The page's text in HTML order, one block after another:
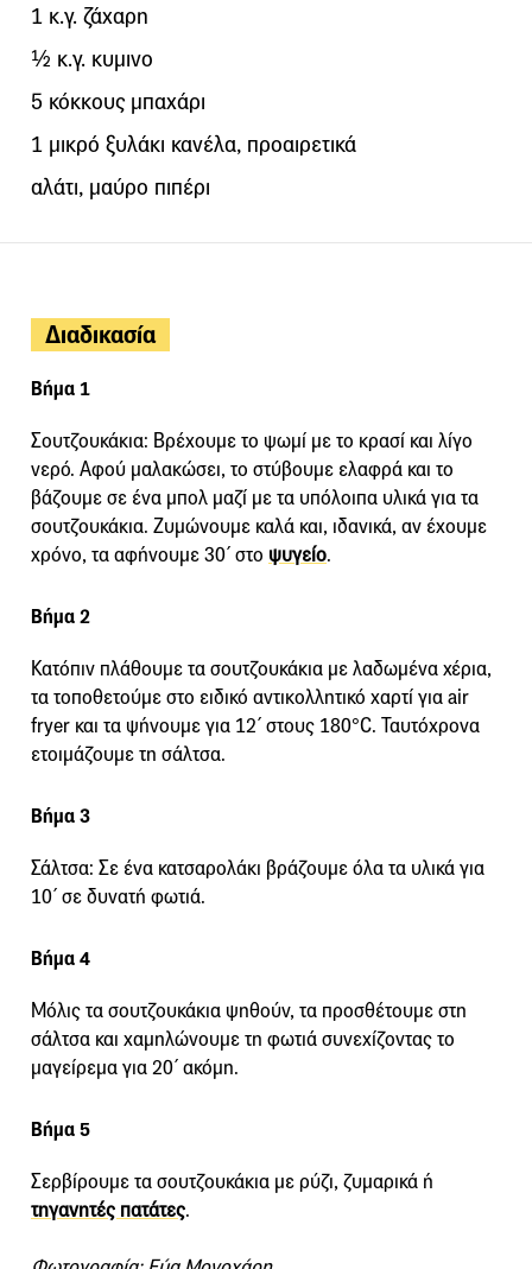
1 κ.γ. ζάχαρη
½ κ.γ. κυμινο
5 κόκκους μπαχάρι
1 μικρό ξυλάκι κανέλα, προαιρετικά
αλάτι, μαύρο πιπέρι
Διαδικασία
Βήμα 1
Σουτζουκάκια: Βρέχουμε το ψωμί με το κρασί και λίγο
νερό. Αφού μαλακώσει, το στύβουμε ελαφρά και το
βάζουμε σε ένα μπολ μαζί με τα υπόλοιπα υλικά για τα
σουτζουκάκια. Ζυμώνουμε καλά και, ιδανικά, αν έχουμε
χρόνο, τα αφήνουμε 30΄ στο ψυγείο.
Βήμα 2
Κατόπιν πλάθουμε τα σουτζουκάκια με λαδωμένα χέρια,
τα τοποθετούμε στο ειδικό αντικολλητικό χαρτί για air
fryer και τα ψήνουμε για 12΄ στους 180°C. Ταυτόχρονα
ετοιμάζουμε τη σάλτσα.
Βήμα 3
Σάλτσα: Σε ένα κατσαρολάκι βράζουμε όλα τα υλικά για
10΄ σε δυνατή φωτιά.
Βήμα 4
Μόλις τα σουτζουκάκια ψηθούν, τα προσθέτουμε στη
σάλτσα και χαμηλώνουμε τη φωτιά συνεχίζοντας το
μαγείρεμα για 20΄ ακόμη.
Βήμα 5
Σερβίρουμε τα σουτζουκάκια με ρύζι, ζυμαρικά ή
τηγανητές πατάτες.